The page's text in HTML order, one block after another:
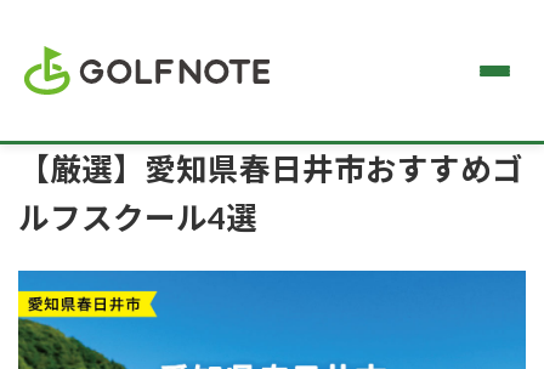
【厳選】愛知県春日井市おすすめゴ
ルフスクール4選